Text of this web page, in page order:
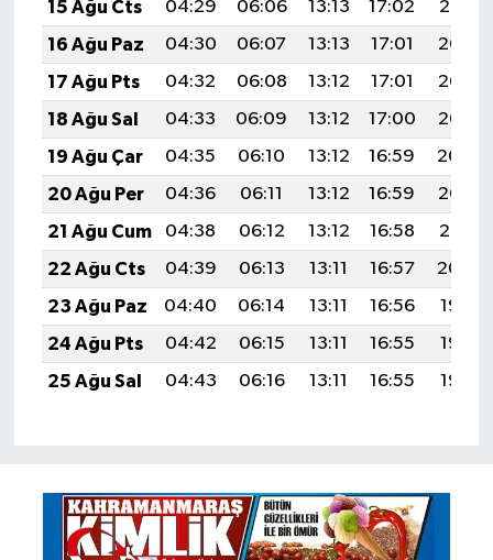
15 Ağu Cts
04:29 06:06 13:13 17:02
20:10
16 Ağu Paz
04:30 06:07 13:13 17:01
20:08
17 Ağu Pts
04:32 06:08 13:12 17:01
20:07
18 Ağu Sal
04:33 06:09 13:12 17:00
20:06
19 Ağu Çar
04:35 06:10 13:12 16:59
20:04
20 Ağu Per
04:36 06:11 13:12 16:59
20:03
21 Ağu Cum
04:38 06:12 13:12 16:58
20:01
22 Ağu Cts
04:39 06:13 13:11 16:57
20:00
23 Ağu Paz
04:40 06:14 13:11 16:56
19:58
24 Ağu Pts
04:42 06:15 13:11 16:55
19:57
25 Ağu Sal
04:43 06:16 13:11 16:55 19:55